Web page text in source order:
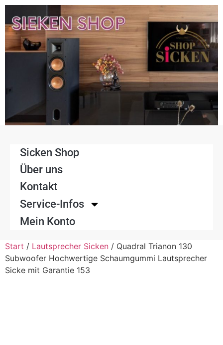
Sicken Shop
Über uns
Kontakt
Service-Infos
Mein Konto
Start / Lautsprecher Sicken / Quadral Trianon 130
Subwoofer Hochwertige Schaumgummi Lautsprecher
Sicke mit Garantie 153